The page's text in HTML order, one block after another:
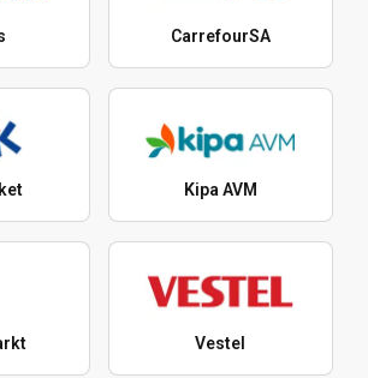
CarrefourSA
Kipa AVM
Vestel